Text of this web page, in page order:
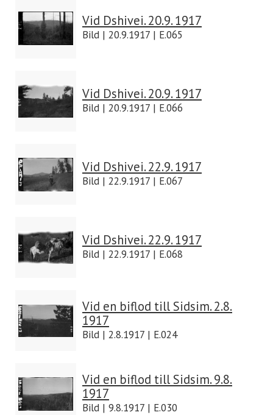
Vid Dshivei. 20.9. 1917
Bild | 20.9.1917 | E.065
Vid Dshivei. 20.9. 1917
Bild | 20.9.1917 | E.066
Vid Dshivei. 22.9. 1917
Bild | 22.9.1917 | E.067
Vid Dshivei. 22.9. 1917
Bild | 22.9.1917 | E.068
Vid en biflod till Sidsim. 2.8.
1917
Bild | 2.8.1917 | E.024
Vid en biflod till Sidsim. 9.8.
1917
Bild | 9.8.1917 | E.030